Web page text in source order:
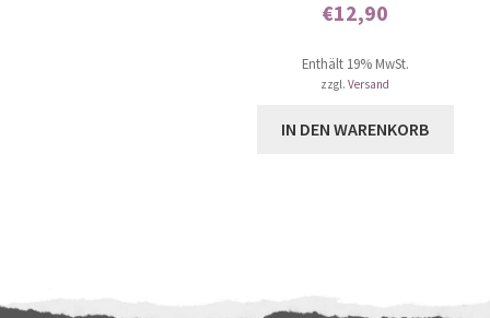
basierend auf
tungen
€12,90
Enthält 19% MwSt.
zzgl.Versand
IN DEN WARENKORB